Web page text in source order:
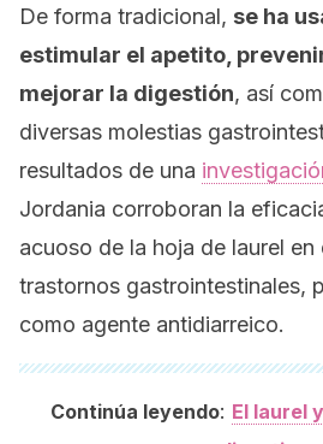
De forma tradicional, se ha
estimular el apetito,
mejorar la digestión, así
diversas molestias
resultados de una
Jordania corroboran la
acuoso de la hoja de laurel
trastornos gastrointestinales,
como agente antidiarreico.
Continúa leyendo: El laurel